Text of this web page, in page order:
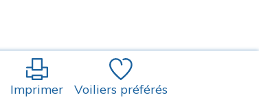
Imprimer Voiliers préférés